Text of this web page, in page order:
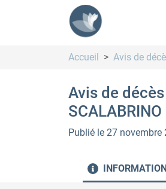
Accueil Avis de
Avis de
SCALABRINO
Publié le 27 novembre